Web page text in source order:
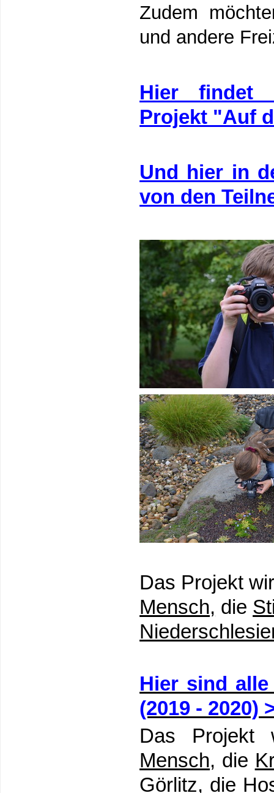
Zudem
und andere
Hier findet
Projekt "Auf
Und hier in
von den
Das Projekt
Mensch, die
Hier sind
(2019 - 2020)
Das Projekt
Mensch, die
Görlitz, die